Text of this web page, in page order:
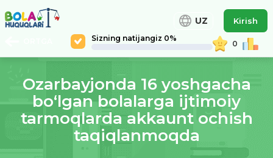
Sizning natijangiz 0%
0
UZ Kirish
Ozarbayjonda 16 yoshgacha
bo‘lgan bolalarga ijtimoiy
tarmoqlarda akkaunt ochish
taqiqlanmoqda